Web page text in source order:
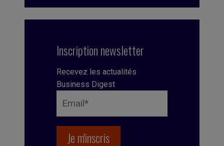
Inscription newsletter
Recevez les actualités
Business Digest